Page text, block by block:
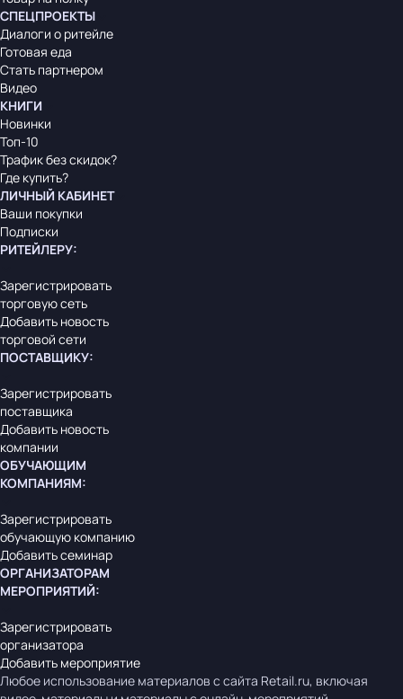
СПЕЦПРОЕКТЫ
Диалоги о ритейле
Готовая еда
Стать партнером
Видео
КНИГИ
Новинки
Топ-10
Трафик без скидок?
Где купить?
ЛИЧНЫЙ КАБИНЕТ
Ваши покупки
Подписки
РИТЕЙЛЕРУ:
Зарегистрировать
торговую сеть
Добавить новость
торговой сети
ПОСТАВЩИКУ:
Зарегистрировать
поставщика
Добавить новость
компании
ОБУЧАЮЩИМ
КОМПАНИЯМ:
Зарегистрировать
обучающую компанию
Добавить семинар
ОРГАНИЗАТОРАМ
МЕРОПРИЯТИЙ:
Зарегистрировать
организатора
Добавить мероприятие
Любое использование материалов с сайта Retail.ru, включая